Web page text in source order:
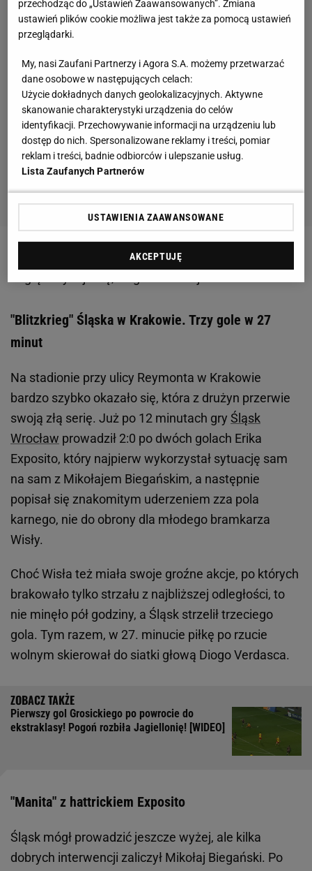
Michniewicz już był prawie poza
"Blitzkrieg" Śląska w Krakowie. Trzy gole w 27
minut
Na stadionie przy ulicy Reymonta w Krakowie
bardzo szybko okazało się, która z drużyn przerwie
swoją złą serię. Już po 12 minutach gry Śląsk
Wrocław prowadził 2:0 po dwóch golach Erika
Exposito, który najpierw wykorzystał sytuację sam
na sam z Mikołajem Biegańskim, a następnie
popisał się znakomitym uderzeniem zza pola
karnego, nie do obrony dla młodego bramkarza
Wisły.
Choć Wisła też miała swoje groźne akcje, po których
brakowało tylko strzału z najbliższej odległości, to
nie minęło pół godziny, a Śląsk strzelił trzeciego
gola. Tym razem, w 27. minucie piłkę po rzucie
wolnym skierował do siatki głową Diogo Verdasca.
Pierwszy gol Grosickiego po powrocie do
ekstraklasy! Pogoń rozbiła Jagiellonię! [WIDEO]
"Manita" z hattrickiem Exposito
Śląsk mógł prowadzić jeszcze wyżej, ale kilka
dobrych interwencji zaliczył Mikołaj Biegański. Po
przechodząc do „Ustawień Zaawansowanych”. Zmiana
ustawień plików cookie możliwa jest także za pomocą ustawień
przeglądarki.
My, nasi Zaufani Partnerzy i Agora S.A. możemy przetwarzać
dane osobowe w następujących celach:
Użycie dokładnych danych geolokalizacyjnych. Aktywne
skanowanie charakterystyki urządzenia do celów
identyfikacji. Przechowywanie informacji na urządzeniu lub
dostęp do nich. Spersonalizowane reklamy i treści, pomiar
reklam i treści, badnie odbiorców i ulepszanie usług.
Lista Zaufanych Partnerów
USTAWIENIA ZAAWANSOWANE
AKCEPTUJĘ